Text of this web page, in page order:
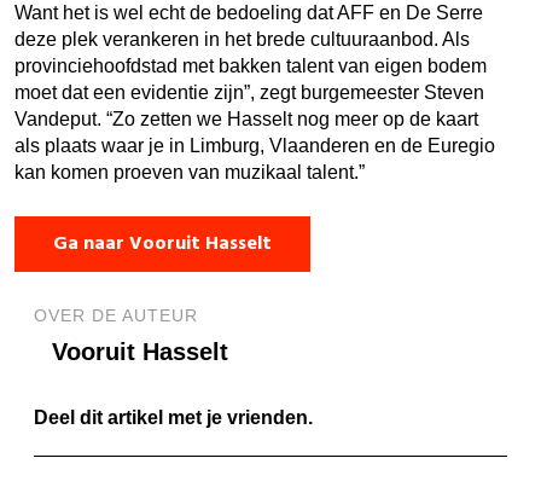
Want het is wel echt de bedoeling dat AFF en De Serre
deze plek verankeren in het brede cultuuraanbod. Als
provinciehoofdstad met bakken talent van eigen bodem
moet dat een evidentie zijn”, zegt burgemeester Steven
Vandeput. “Zo zetten we Hasselt nog meer op de kaart
als plaats waar je in Limburg, Vlaanderen en de Euregio
kan komen proeven van muzikaal talent.”
Ga naar Vooruit Hasselt
OVER DE AUTEUR
Vooruit Hasselt
Deel dit artikel met je vrienden.